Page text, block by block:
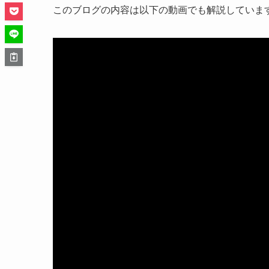
このブログの内容は以下の動画でも解説していま